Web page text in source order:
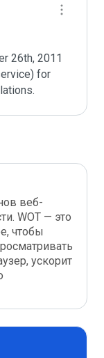
26th, 2011
for
веб-
WOT — это
чтобы
ускорит